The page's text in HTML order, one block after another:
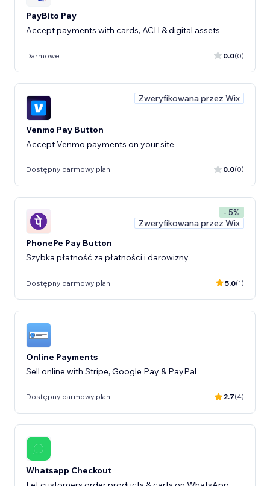
PayBito Pay
Accept payments with cards, ACH & digital assets
Darmowe 0.0(0)
Zweryfikowana przez Wix
Venmo Pay Button
Accept Venmo payments on your site
Dostępny darmowy plan 0.0(0)
- 5%
Zweryfikowana przez Wix
PhonePe Pay Button
Szybka płatność za płatności i darowizny
Dostępny darmowy plan 5.0(1)
Online Payments
Sell online with Stripe, Google Pay & PayPal
Dostępny darmowy plan 2.7(4)
Whatsapp Checkout